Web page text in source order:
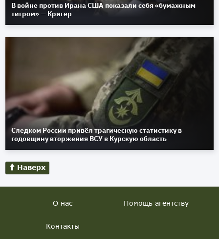
В войне против Ирана США показали себя «бумажным
тигром» — Кригер
Следком России привёл трагическую статистику в
годовщину вторжения ВСУ в Курскую область
Наверх
О нас Помощь агентству
Контакты